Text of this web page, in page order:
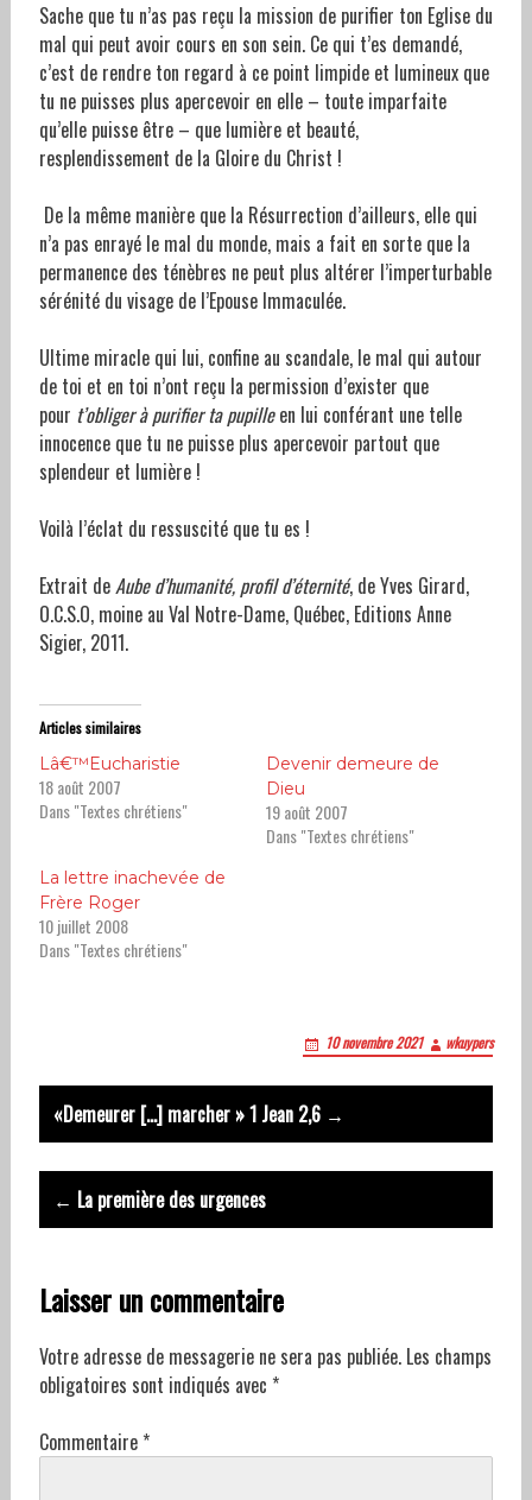
Sache que tu n’as pas reçu la mission de purifier ton Eglise du
mal qui peut avoir cours en son sein. Ce qui t’es demandé,
c’est de rendre ton regard à ce point limpide et lumineux que
tu ne puisses plus apercevoir en elle – toute imparfaite
qu’elle puisse être – que lumière et beauté,
resplendissement de la Gloire du Christ !
De la même manière que la Résurrection d’ailleurs, elle qui
n’a pas enrayé le mal du monde, mais a fait en sorte que la
permanence des ténèbres ne peut plus altérer l’imperturbable
sérénité du visage de l’Epouse Immaculée.
Ultime miracle qui lui, confine au scandale, le mal qui autour
de toi et en toi n’ont reçu la permission d’exister que
pour t’obliger à purifier ta pupilleen lui conférant une telle
innocence que tu ne puisse plus apercevoir partout que
splendeur et lumière !
Voilà l’éclat du ressuscité que tu es !
Extrait deAube d’humanité, profil d’éternité, de Yves Girard,
O.C.S.O, moine au Val Notre-Dame, Québec, Editions Anne
Sigier, 2011.
Articles similaires
Lâ€™Eucharistie
18 août 2007
Dans "Textes chrétiens"
Devenir demeure de
Dieu
19 août 2007
Dans "Textes chrétiens"
La lettre inachevée de
Frère Roger
10 juillet 2008
Dans "Textes chrétiens"
10 novembre 2021 wkuypers
Post
navigation
«Demeurer […] marcher » 1 Jean 2,6 →
← La première des urgences
Laisser un commentaire
Votre adresse de messagerie ne sera pas publiée. Les champs
obligatoires sont indiqués avec *
Commentaire *